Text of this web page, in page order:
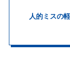
人的ミスの